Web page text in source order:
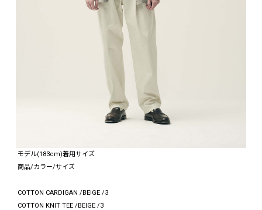
モデル(183cm)着用サイズ
商品/カラー/サイズ
COTTON CARDIGAN /BEIGE /3
COTTON KNIT TEE /BEIGE /3